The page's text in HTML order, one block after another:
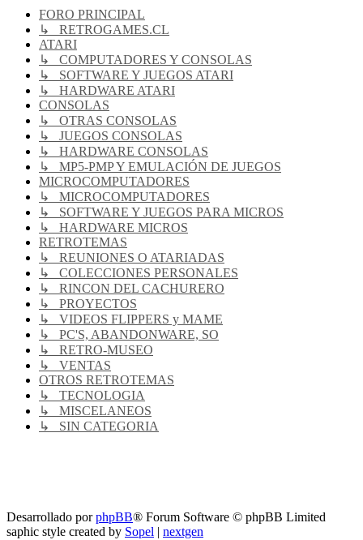
FORO PRINCIPAL
↳ RETROGAMES.CL
ATARI
↳ COMPUTADORES Y CONSOLAS
↳ SOFTWARE Y JUEGOS ATARI
↳ HARDWARE ATARI
CONSOLAS
↳ OTRAS CONSOLAS
↳ JUEGOS CONSOLAS
↳ HARDWARE CONSOLAS
↳ MP5-PMP Y EMULACIÓN DE JUEGOS
MICROCOMPUTADORES
↳ MICROCOMPUTADORES
↳ SOFTWARE Y JUEGOS PARA MICROS
↳ HARDWARE MICROS
RETROTEMAS
↳ REUNIONES O ATARIADAS
↳ COLECCIONES PERSONALES
↳ RINCON DEL CACHURERO
↳ PROYECTOS
↳ VIDEOS FLIPPERS y MAME
↳ PC'S, ABANDONWARE, SO
↳ RETRO-MUSEO
↳ VENTAS
OTROS RETROTEMAS
↳ TECNOLOGIA
↳ MISCELANEOS
↳ SIN CATEGORIA
Desarrollado porphpBB® Forum Software © phpBB Limited
saphic style created by Sopel | nextgen